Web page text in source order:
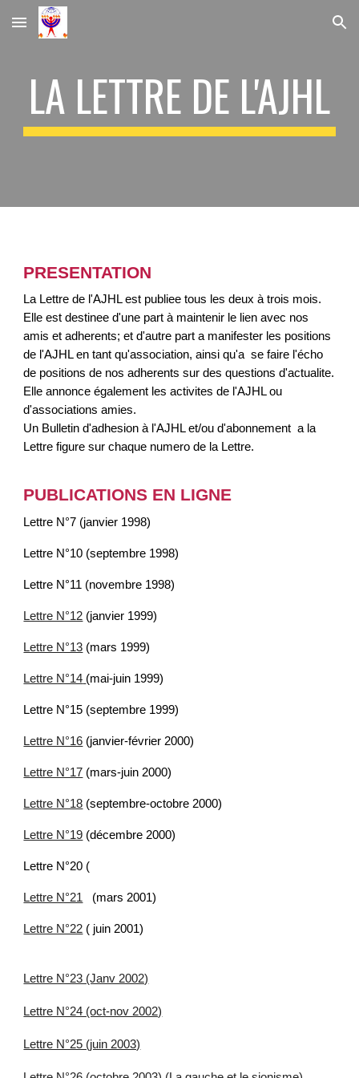
Skip to main content Skip to navigation
LA LETTRE DE L'AJHL
PRESENTATION
La Lettre de l'AJHL est publiee tous les deux à trois mois.
Elle est destinee d'une part à maintenir le lien avec nos
amis et adherents; et d'autre part a manifester les positions
de l'AJHL en tant qu'association, ainsi qu'a se faire l'écho
de positions de nos adherents sur des questions d'actualite.
Elle annonce également les activites de l'AJHL ou
d'associations amies.
Un Bulletin d'adhesion à l'AJHL et/ou d'abonnement a la
Lettre figure sur chaque numero de la Lettre.
PUBLICATIONS EN LIGNE
Lettre N°7 (janvier 1998)
Lettre N°10 (septembre 1998)
Lettre N°11 (novembre 1998)
Lettre N°12 (janvier 1999)
Lettre N°13 (mars 1999)
Lettre N°14 (mai-juin 1999)
Lettre N°15 (septembre 1999)
Lettre N°16 (janvier-février 2000)
Lettre N°17 (mars-juin 2000)
Lettre N°18 (septembre-octobre 2000)
Lettre N°19 (décembre 2000)
Lettre N°20 (
Lettre N°21 (mars 2001)
Lettre N°22 ( juin 2001)
Lettre N°23 (Janv 2002)
Lettre N°24 (oct-nov 2002)
Lettre N°25 (juin 2003)